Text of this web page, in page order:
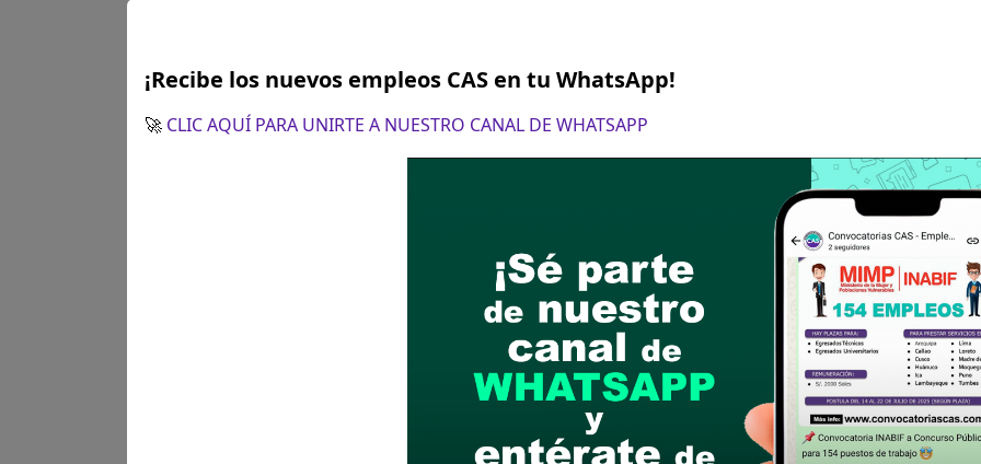
Jueves 28/11/2024
Presentación de la hoja de vida documentada en físico en
sito en Av. Bolivia 320 – Cercado de Lima (en el horario de 8.00 a 17.00 hrs)
Recomendaciones para postular
¡Recibe los nuevos empleos CAS en tu WhatsApp!
🚀 CLIC AQUÍ PARA UNIRTE A NUESTRO CANAL DE WHATSAPP